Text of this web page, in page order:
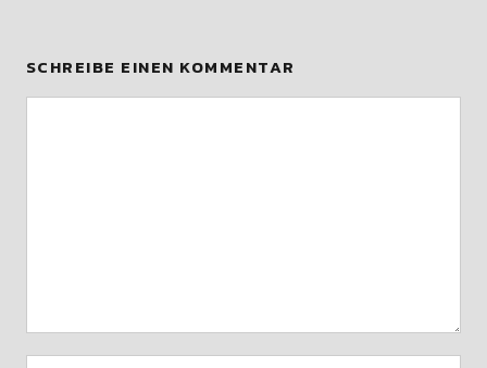
SCHREIBE EINEN KOMMENTAR